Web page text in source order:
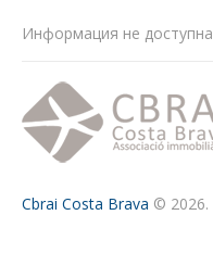
Информация не доступна
Cbrai Costa Brava © 2026.